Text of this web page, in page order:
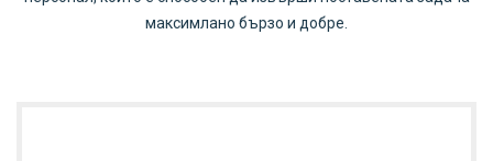
максимлано бързо и добре.